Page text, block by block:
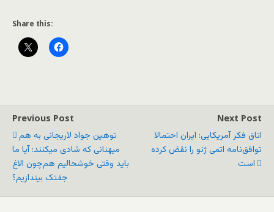
Share this:
Previous Post
توهین جواد لاریجانی به هم
ميهنانی که شادی میکنند: آیا ما
باید وقتی خوشحالیم هم‌چون الاغ
جفتک بیندازیم؟
Next Post
اتاق فکر آمریکایی: ایران احتمالا
توافق‌نامه اتمی ژنو را نقض کرده
است